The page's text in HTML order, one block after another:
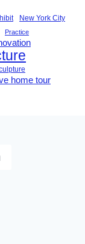
New York City
Practice
home tour